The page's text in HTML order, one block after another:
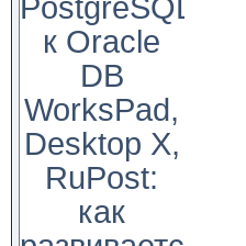
PostgreSQL
к Oracle
DB
WorksPad,
Desktop X,
RuPost:
как